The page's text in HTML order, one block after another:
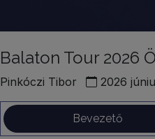
Balaton Tour 2026
Pinkóczi Tibor 2026
Bevezető